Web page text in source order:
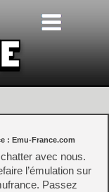
: Emu-France.com
avec nous.
l’émulation sur
Passez